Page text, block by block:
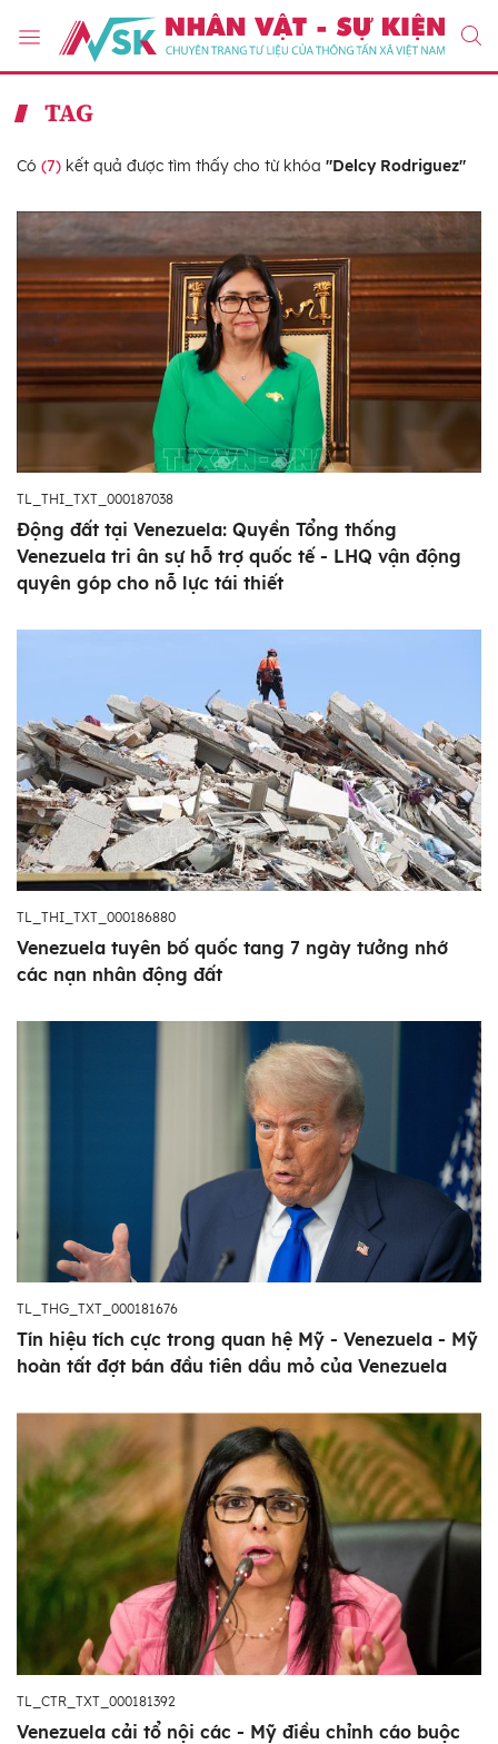
TAG
Có (7) kết quả được tìm thấy cho từ khóa "Delcy Rodriguez"
TL_THI_TXT_000187038
Động đất tại Venezuela: Quyền Tổng thống
Venezuela tri ân sự hỗ trợ quốc tế - LHQ vận động
quyên góp cho nỗ lực tái thiết
TL_THI_TXT_000186880
Venezuela tuyên bố quốc tang 7 ngày tưởng nhớ
các nạn nhân động đất
TL_THG_TXT_000181676
Tín hiệu tích cực trong quan hệ Mỹ - Venezuela - Mỹ
hoàn tất đợt bán đầu tiên dầu mỏ của Venezuela
TL_CTR_TXT_000181392
Venezuela cải tổ nội các - Mỹ điều chỉnh cáo buộc